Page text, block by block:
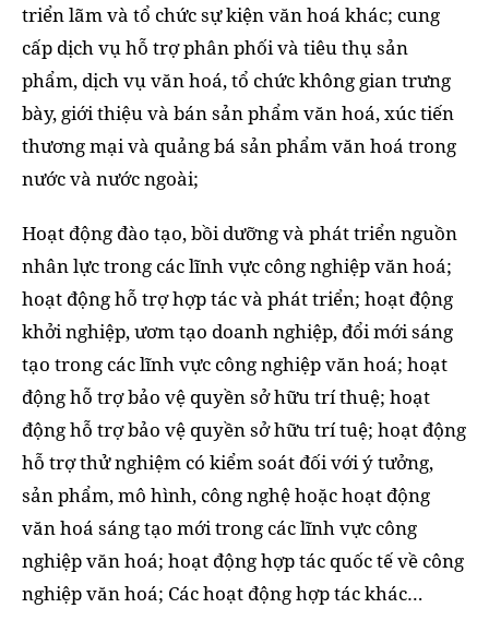
triển lãm và tổ chức sự kiện văn hoá khác; cung
cấp dịch vụ hỗ trợ phân phối và tiêu thụ sản
phẩm, dịch vụ văn hoá, tổ chức không gian trưng
bày, giới thiệu và bán sản phẩm văn hoá, xúc tiến
thương mại và quảng bá sản phẩm văn hoá trong
nước và nước ngoài;
Hoạt động đào tạo, bồi dưỡng và phát triển nguồn
nhân lực trong các lĩnh vực công nghiệp văn hoá;
hoạt động hỗ trợ hợp tác và phát triển; hoạt động
khởi nghiệp, ươm tạo doanh nghiệp, đổi mới sáng
tạo trong các lĩnh vực công nghiệp văn hoá; hoạt
động hỗ trợ bảo vệ quyền sở hữu trí thuệ; hoạt
động hỗ trợ bảo vệ quyền sở hữu trí tuệ; hoạt động
hỗ trợ thử nghiệm có kiểm soát đối với ý tưởng,
sản phẩm, mô hình, công nghệ hoặc hoạt động
văn hoá sáng tạo mới trong các lĩnh vực công
nghiệp văn hoá; hoạt động hợp tác quốc tế về công
nghiệp văn hoá; Các hoạt động hợp tác khác…